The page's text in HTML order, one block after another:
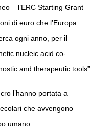
– l’ERC Starting Grant
di euro che l’Europa
ogni anno, per il
nucleic acid co-
and therapeutic tools”.
l’hanno portata a
che avvengono
umano.